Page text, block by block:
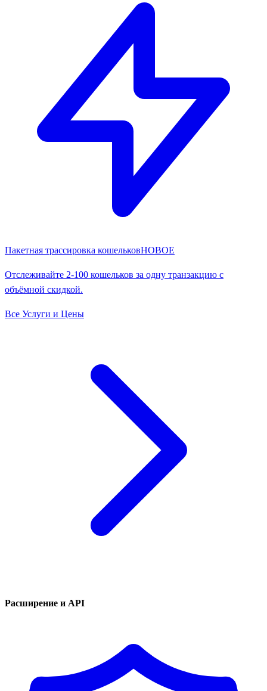
Пакетная трассировка кошельковНОВОЕ
Отслеживайте 2-100 кошельков за одну транзакцию с
объёмной скидкой.
Все Услуги и Цены
Расширение и API